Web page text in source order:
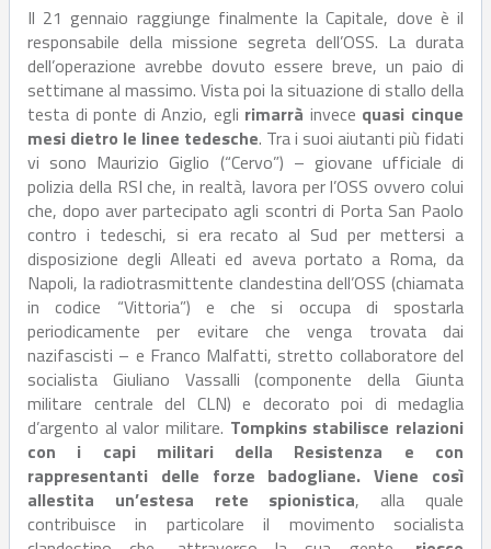
Il 21 gennaio raggiunge finalmente la Capitale, dove è il
responsabile della missione segreta dell’OSS. La durata
dell’operazione avrebbe dovuto essere breve, un paio di
settimane al massimo. Vista poi la situazione di stallo della
testa di ponte di Anzio, egli rimarrà invece quasi cinque
mesi dietro le linee tedesche. Tra i suoi aiutanti più fidati
vi sono Maurizio Giglio (“Cervo”) – giovane ufficiale di
polizia della RSI che, in realtà, lavora per l’OSS ovvero colui
che, dopo aver partecipato agli scontri di Porta San Paolo
contro i tedeschi, si era recato al Sud per mettersi a
disposizione degli Alleati ed aveva portato a Roma, da
Napoli, la radiotrasmittente clandestina dell’OSS (chiamata
in codice “Vittoria”) e che si occupa di spostarla
periodicamente per evitare che venga trovata dai
nazifascisti – e Franco Malfatti, stretto collaboratore del
socialista Giuliano Vassalli (componente della Giunta
militare centrale del CLN) e decorato poi di medaglia
d’argento al valor militare. Tompkins stabilisce relazioni
con i capi militari della Resistenza e con
rappresentanti delle forze badogliane. Viene così
allestita un’estesa rete spionistica, alla quale
contribuisce in particolare il movimento socialista